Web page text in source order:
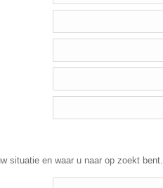
situatie en waar u naar op zoekt bent.